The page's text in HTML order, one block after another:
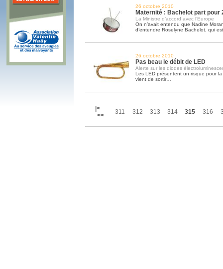
26 octobre 2010
Maternité : Bachelot part pour
La Ministre d’accord avec l’Europe
On n’avait entendu que Nadine
d’entendre Roselyne Bachelot, qui
26 octobre 2010
Pas beau le débit de LED
Alerte sur les diodes
Les LED présentent un risque pour la
vient de sortir…
|<
<<
311 312 313 314 315 316